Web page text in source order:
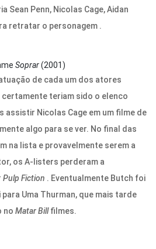
Sean Penn, Nicolas Cage, Aidan
retratar o personagem .
Soprar(2001)
de cada um dos atores
certamente teriam sido o elenco
assistir Nicolas Cage em um filme de
algo para se ver. No final das
na lista e provavelmente serem a
os A-listers perderam a
Pulp Fiction . Eventualmente Butch foi
Uma Thurman, que mais tarde
no Matar Billfilmes.